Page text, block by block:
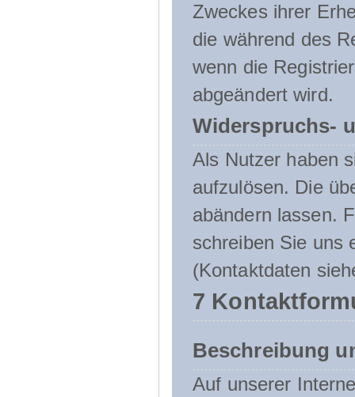
Zweckes ihrer
die während des
wenn die
abgeändert wird.
Widerspruchs-
Als Nutzer haben
aufzulösen. Die
abändern lassen.
schreiben Sie uns
(Kontaktdaten
7
Beschreibung
Auf unserer